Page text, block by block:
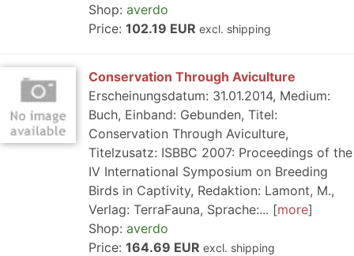
Shop: averdo
Price: 102.19 EUR excl. shipping
Conservation Through Aviculture
Erscheinungsdatum: 31.01.2014, Medium:
Buch, Einband: Gebunden, Titel:
Conservation Through Aviculture,
Titelzusatz: ISBBC 2007: Proceedings of the
IV International Symposium on Breeding
Birds in Captivity, Redaktion: Lamont, M.,
Verlag: TerraFauna, Sprache:...
more
Shop: averdo
Price: 164.69 EUR excl. shipping